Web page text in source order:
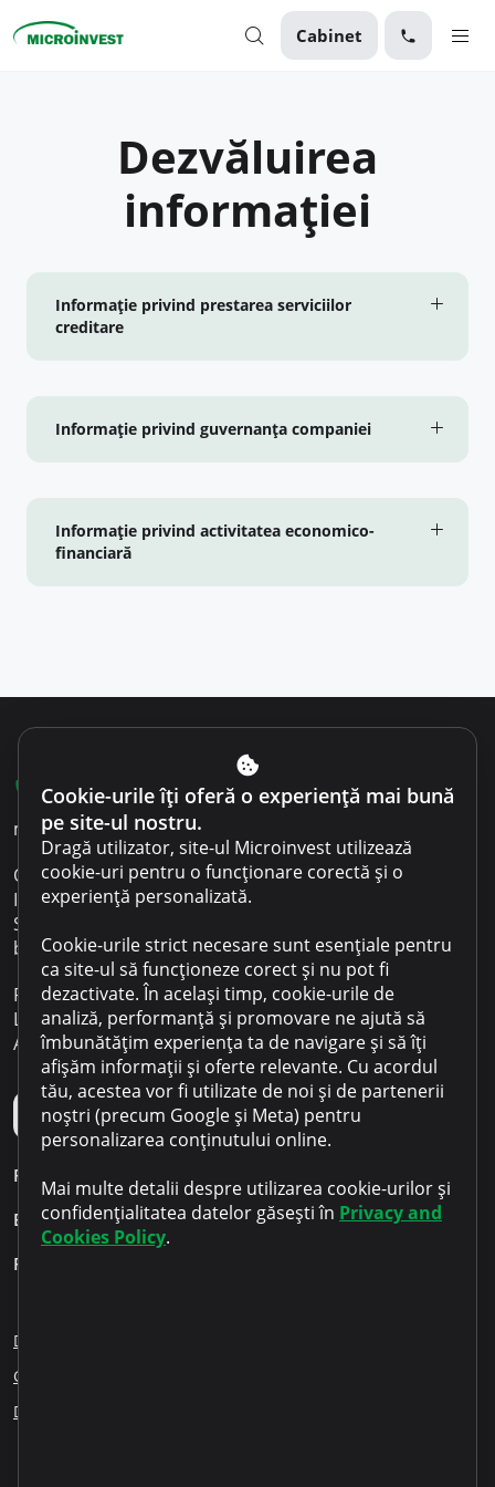
Cabinet
Despre Microinvest
Dezvăluirea
informației
Informație privind prestarea serviciilor
creditare
Informație privind guvernanța companiei
Informaţie privind activitatea economico-
financiară
Cookie-urile îți oferă o experiență mai bună
pe site-ul nostru.
Dragă utilizator, site-ul Microinvest utilizează
cookie-uri pentru o funcționare corectă și o
experiență personalizată.
Cookie-urile strict necesare sunt esențiale pentru
ca site-ul să funcționeze corect și nu pot fi
dezactivate. În același timp, cookie-urile de
analiză, performanță și promovare ne ajută să
îmbunătățim experiența ta de navigare și să îți
afișăm informații și oferte relevante. Cu acordul
tău, acestea vor fi utilizate de noi și de partenerii
noștri (precum Google și Meta) pentru
personalizarea conținutului online.
Mai multe detalii despre utilizarea cookie-urilor și
confidențialitatea datelor găsești în Privacy and
Cookies Policy.
022 801 701
microinvest@microinvest.md
O.C.N. Microinvest S.R.L.
IDNO 1003600053518
Sediul: Republica Moldova Chișinău
bd. Renașterii Naționale 12
Program de lucru:
Luni – Vineri 09:00 - 18:00
Aplicația mobilă Microinvest
Personal
Business
Pentru clienți
Despre noi
Creditare responsabilă
Dezvăluirea informației